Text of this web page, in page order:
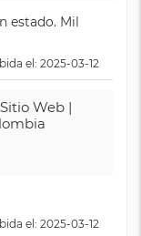
estado. Mil
el: 2025-03-12
Web |
el: 2025-03-12